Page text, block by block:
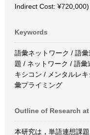
Indirect Cost: ¥720,000)
Keywords
語彙ネットワーク / 語
題 / ネットワーク / 語
キシコン / メンタルレ
彙プライミング
Outline of Research
本研究は，単語連想課